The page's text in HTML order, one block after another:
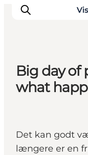
Ispirazioni
Dove andare
Pianifica il
Big day of
what
Det kan godt
længere er en